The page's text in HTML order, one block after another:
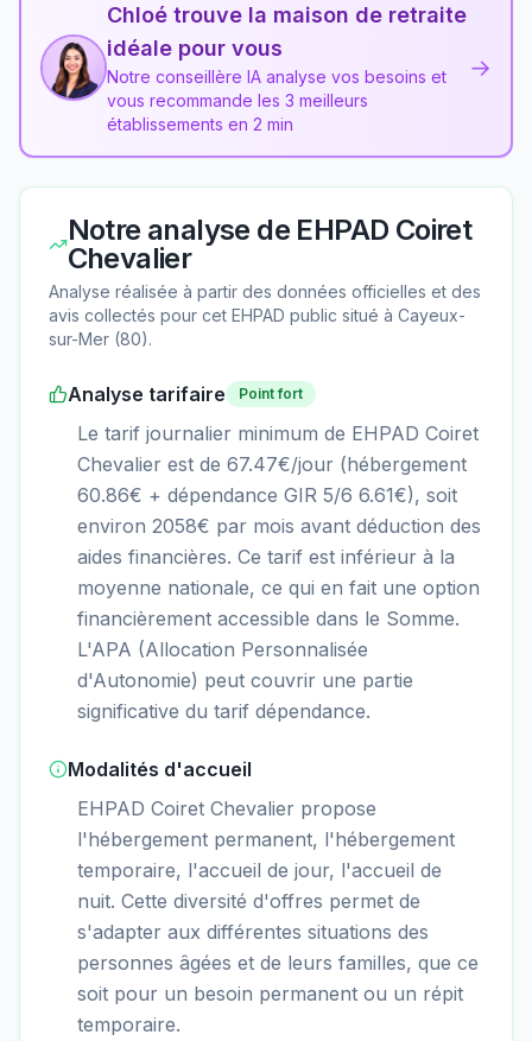
Chloé trouve la maison de retraite
idéale pour vous
Notre conseillère IA analyse vos besoins et
vous recommande les 3 meilleurs
établissements en 2 min
→
Notre analyse de EHPAD Coiret
Chevalier
Analyse réalisée à partir des données officielles et des
avis collectés pour cet EHPAD public situé à Cayeux-
sur-Mer (80).
Analyse tarifaire Point fort
Le tarif journalier minimum de EHPAD Coiret
Chevalier est de 67.47€/jour (hébergement
60.86€ + dépendance GIR 5/6 6.61€), soit
environ 2058€ par mois avant déduction des
aides financières. Ce tarif est inférieur à la
moyenne nationale, ce qui en fait une option
financièrement accessible dans le Somme.
L'APA (Allocation Personnalisée
d'Autonomie) peut couvrir une partie
significative du tarif dépendance.
Modalités d'accueil
EHPAD Coiret Chevalier propose
l'hébergement permanent, l'hébergement
temporaire, l'accueil de jour, l'accueil de
nuit. Cette diversité d'offres permet de
s'adapter aux différentes situations des
personnes âgées et de leurs familles, que ce
soit pour un besoin permanent ou un répit
temporaire.